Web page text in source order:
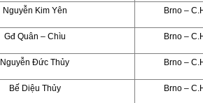
Nguyễn Kim Yên Brno –
Gđ Quân – Chìu Brno –
Nguyễn Đức Thủy Brno –
Bế Diệu Thủy Brno –